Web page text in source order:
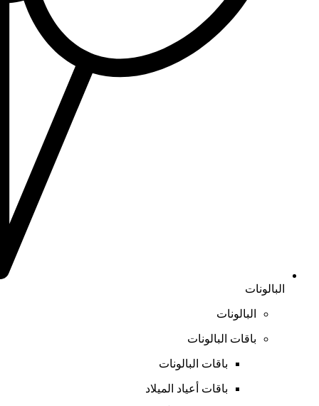
البالونات
البالونات
باقات البالونات
باقات البالونات
باقات أعياد الميلاد